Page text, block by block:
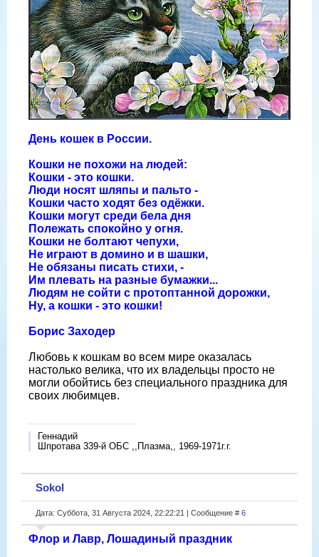
День кошек в России.
Кошки не похожи на людей:
Кошки - это кошки.
Люди носят шляпы и пальто -
Кошки часто ходят без одёжки.
Кошки могут среди бела дня
Полежать спокойно у огня.
Кошки не болтают чепухи,
Не играют в домино и в шашки,
Не обязаны писать стихи, -
Им плевать на разные бумажки...
Людям не сойти с протоптанной дорожки,
Ну, а кошки - это кошки!
Борис Заходер
Любовь к кошкам во всем мире оказалась
настолько велика, что их владельцы просто не
могли обойтись без специального праздника для
своих любимцев.
Геннадий
Шпротава 339-й ОБС ,,Плазма,, 1969-1971г.г.
Sokol
Дата: Суббота, 31 Августа 2024, 22:22:21 | Сообщение # 6
Флор и Лавр, Лошадиный праздник